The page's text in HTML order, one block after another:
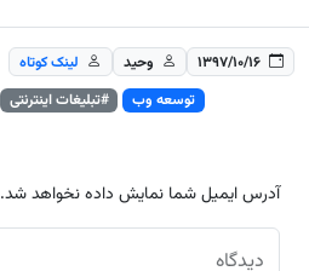
۱۳۹۷/۱۰/۱۶ وحید
لینک کوتاه
توسعه وب
#تبلیغات اینترنتی
آدرس ایمیل شما نمایش داده نخواهد شد.
دیدگاه